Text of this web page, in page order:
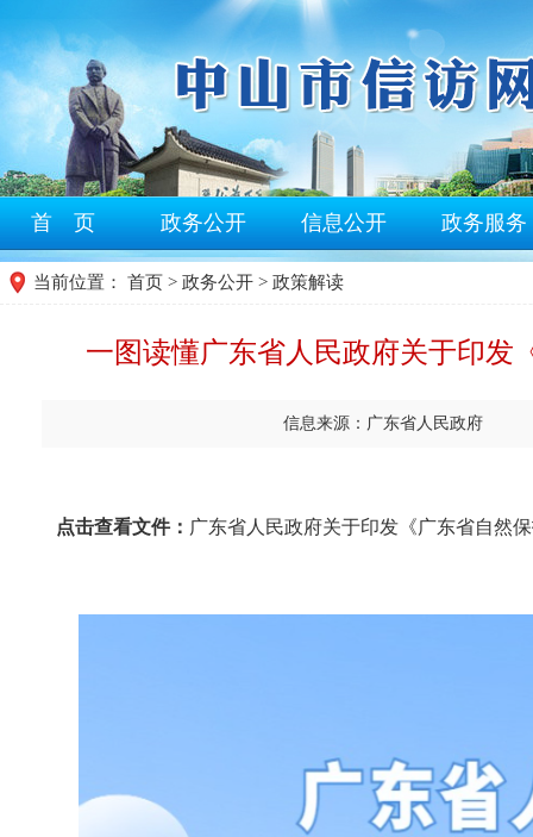
首 页 政务公开 信息公开 政务服务
当前位置： 首页 > 政务公开 > 政策解读
一图读懂广东省人民政府关于印发
信息来源：广东省人民政府
点击查看文件： 广东省人民政府关于印发《广东省自然